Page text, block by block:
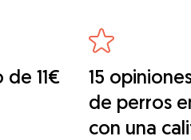
11€
15
de perros
con una